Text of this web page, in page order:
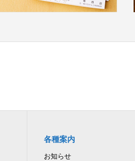
各種案内
お知らせ